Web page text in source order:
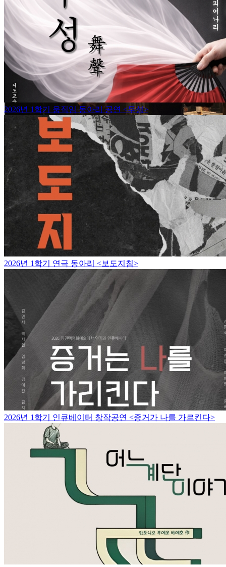
2026년 1학기 움직임 동아리 공연 <무성>
2026년 1학기 연극 동아리 <보도지침>
2026년 1학기 인큐베이터 창작공연 <증거가 나를 가르킨다>